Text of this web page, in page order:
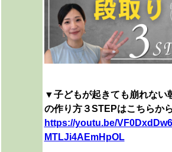
▼子どもが起きても崩れない
の作り方３STEPはこちらから
https://youtu.be/
MTLJi4AEmHpOL